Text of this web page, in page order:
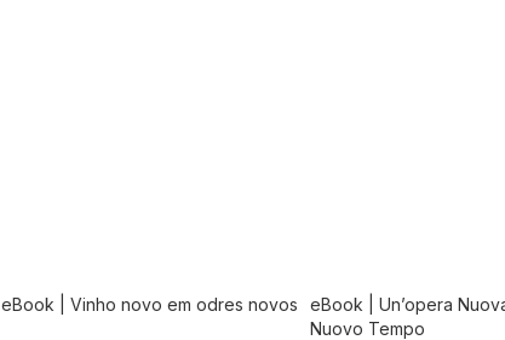
eBook | Vinho novo em odres novos
Comprar
eBook | Un’opera
Nuovo Tempo